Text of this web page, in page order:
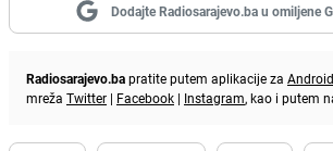
Dodajte Radiosarajevo.ba u omiljene
Radiosarajevo.bapratite putem aplikacije za Android
mreža Twitter | Facebook | Instagram, kao i putem